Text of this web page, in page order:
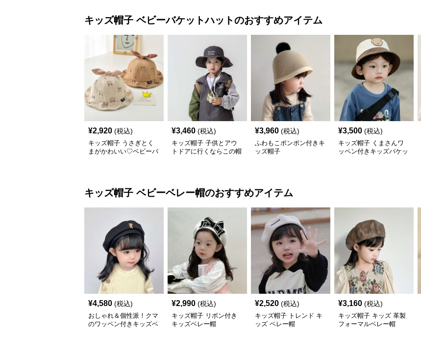
キッズ帽子 ベビーバケットハットのおすすめアイテム
¥2,920 (税込)
キッズ帽子 うさぎとく
まがかわいい♡ベビーバ
¥3,460 (税込)
キッズ帽子 子供とアウ
トドアに行くならこの帽
¥3,960 (税込)
ふわもこポンポン付きキ
ッズ帽子
¥3,500 (税込)
キッズ帽子 くまさんワ
ッペン付きキッズバケッ
キッズ帽子 ベビーベレー帽のおすすめアイテム
¥4,580 (税込)
おしゃれ＆個性派！クマ
のワッペン付きキッズベ
¥2,990 (税込)
キッズ帽子 リボン付き
キッズベレー帽
¥2,520 (税込)
キッズ帽子 トレンド キ
ッズ ベレー帽
¥3,160 (税込)
キッズ帽子 キッズ 革製
フォーマルベレー帽